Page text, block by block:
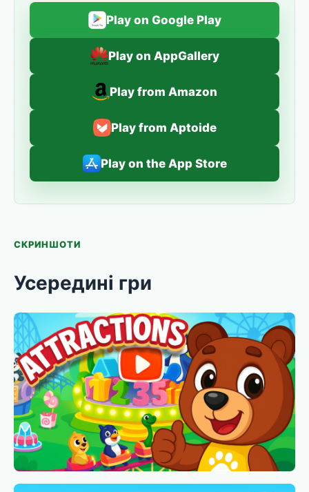
Play on Google Play
Play on AppGallery
Play from Amazon
Play from Aptoide
Play on the App Store
СКРИНШОТИ
Усередині гри